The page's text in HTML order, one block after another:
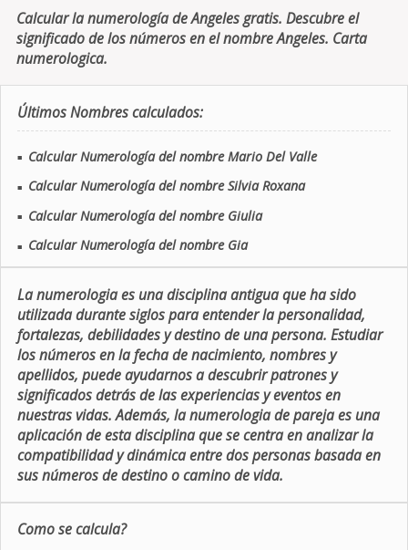
Calcular la numerología de Angeles gratis. Descubre el
significado de los números en el nombre Angeles. Carta
numerologica.
Últimos Nombres calculados:
■ Calcular Numerología del nombre Mario Del Valle
■ Calcular Numerología del nombre Silvia Roxana
■ Calcular Numerología del nombre Giulia
■ Calcular Numerología del nombre Gia
La numerologia es una disciplina antigua que ha sido
utilizada durante siglos para entender la personalidad,
fortalezas, debilidades y destino de una persona. Estudiar
los números en la fecha de nacimiento, nombres y
apellidos, puede ayudarnos a descubrir patrones y
significados detrás de las experiencias y eventos en
nuestras vidas. Además, la numerologia de pareja es una
aplicación de esta disciplina que se centra en analizar la
compatibilidad y dinámica entre dos personas basada en
sus números de destino o camino de vida.
Como se calcula?